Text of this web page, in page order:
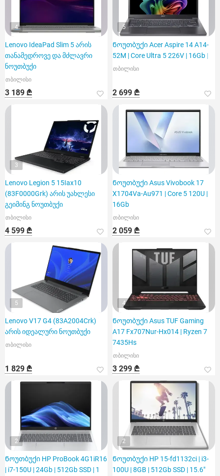
4
Lenovo IdeaPad Slim 5 არის
თანამედროვე და მძლავრი
ნოუთბუქი
თბილისი
3 189 ₾
5
Ნოუთბუქი Acer Aspire 14 A14-
52M | Core Ultra 5 226V | 16Gb |
თბილისი
2 699 ₾
3
Lenovo Legion 5 15Iax10
(83F0000Grk) არის უახლესი
გეიმინგ ნოუთბუქი
თბილისი
4 599 ₾
Ნოუთბუქი Asus Vivobook 17
X1704Va-Au971 | Core 5 120U |
16Gb
თბილისი
2 059 ₾
5
Lenovo V17 G4 (83A2004Crk)
არის იდეალური ნოუთბუქი
თბილისი
1 829 ₾
4
Ნოუთბუქი Asus TUF Gaming
A17 Fx707Nur-Hx014 | Ryzen 7
7435Hs
თბილისი
3 299 ₾
2
Ნოუთბუქი HP ProBook 4G1iR16
| i7-150U | 24Gb | 512Gb SSD | 1
2
Ნოუთბუქი HP 15-fd1132ci | i3-
100U | 8GB | 512Gb SSD | 15.6"